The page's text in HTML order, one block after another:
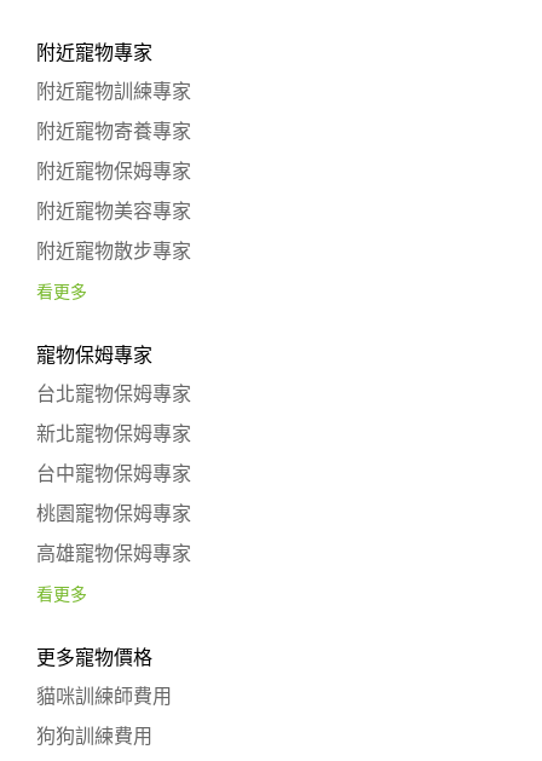
附近寵物專家
附近寵物訓練專家
附近寵物寄養專家
附近寵物保姆專家
附近寵物美容專家
附近寵物散步專家
看更多
寵物保姆專家
台北寵物保姆專家
新北寵物保姆專家
台中寵物保姆專家
桃園寵物保姆專家
高雄寵物保姆專家
看更多
更多寵物價格
貓咪訓練師費用
狗狗訓練費用